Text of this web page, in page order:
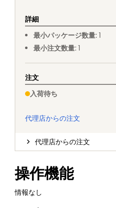
詳細
最小パッケージ数量: 1
最小注文数量: 1
注文
入荷待ち
代理店からの注文
代理店からの注文
操作機能
情報なし